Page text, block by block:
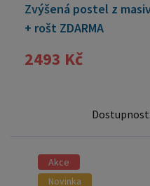
Zvýšená postel z
+ rošt ZDARMA
2493 Kč
Dostupnost:
Akce
Novinka